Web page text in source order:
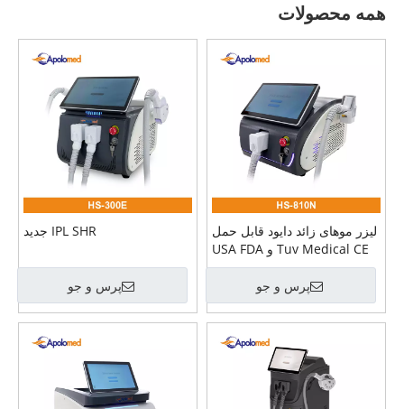
همه محصولات
لیزر موهای زائد دایود قابل حمل
Tuv Medical CE و USA FDA
تایید شده است
پرس و جو
IPL SHR جدید
پرس و جو